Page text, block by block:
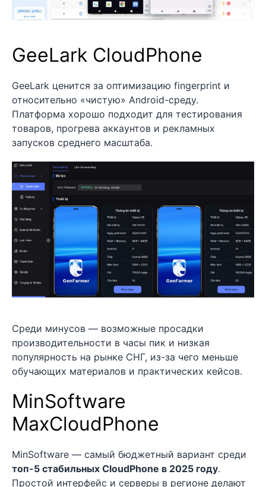
GeeLark CloudPhone
GeeLark ценится за оптимизацию fingerprint и
относительно «чистую» Android-среду.
Платформа хорошо подходит для тестирования
товаров, прогрева аккаунтов и рекламных
запусков среднего масштаба.
Среди минусов — возможные просадки
производительности в часы пик и низкая
популярность на рынке СНГ, из-за чего меньше
обучающих материалов и практических кейсов.
MinSoftware
MaxCloudPhone
MinSoftware — самый бюджетный вариант среди
топ-5 стабильных CloudPhone в 2025 году.
Простой интерфейс и серверы в регионе делают